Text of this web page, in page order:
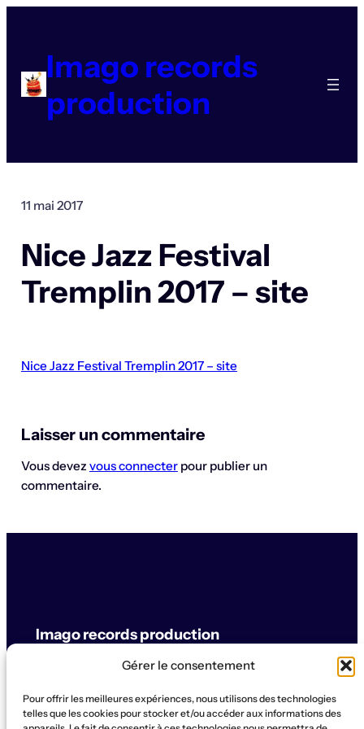
Gérer le consentement
Pour offrir les meilleures expériences, nous utilisons des technologies
telles que les cookies pour stocker et/ou accéder aux informations des
contenuImago records
production
11 mai 2017
Nice Jazz Festival
Tremplin 2017 – site
Nice Jazz Festival Tremplin 2017 – site
Laisser un commentaire
Vous devez vous connecterpour publier un
commentaire.
Imago records production
© Imago records production